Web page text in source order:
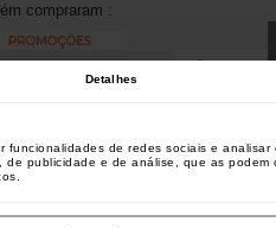
Detalhes
de redes sociais e
publicidade e de análise, que as
compraram :
Flottant Milho Mole
Extra Carp EXC